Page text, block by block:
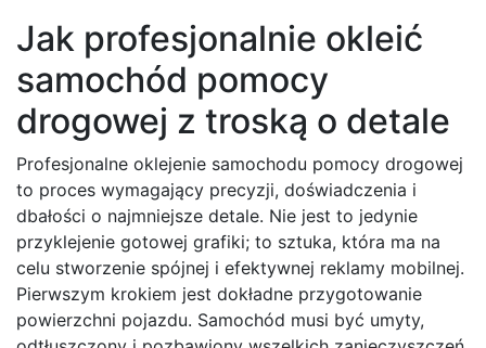
Jak profesjonalnie okleić
samochód pomocy
drogowej z troską o detale
Profesjonalne oklejenie samochodu pomocy drogowej
to proces wymagający precyzji, doświadczenia i
dbałości o najmniejsze detale. Nie jest to jedynie
przyklejenie gotowej grafiki; to sztuka, która ma na
celu stworzenie spójnej i efektywnej reklamy mobilnej.
Pierwszym krokiem jest dokładne przygotowanie
powierzchni pojazdu. Samochód musi być umyty,